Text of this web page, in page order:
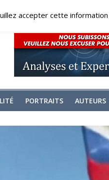
PORTRAITS AUTEURS
accepter cette